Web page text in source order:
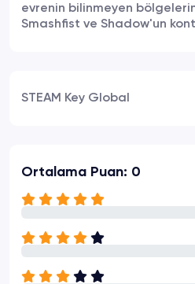
evrenin bilinmeyen
Smashfist ve Shadow'un
STEAM Key Global
Ortalama Puan: 0